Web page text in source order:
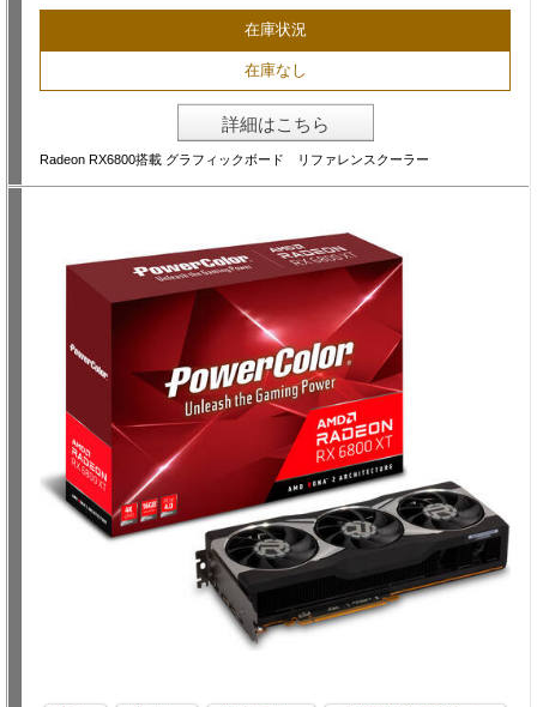
在庫状況
在庫なし
詳細はこちら
Radeon RX6800搭載 グラフィックボード リファレンスクーラー